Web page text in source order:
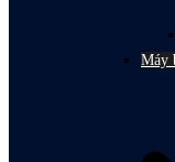
Máy